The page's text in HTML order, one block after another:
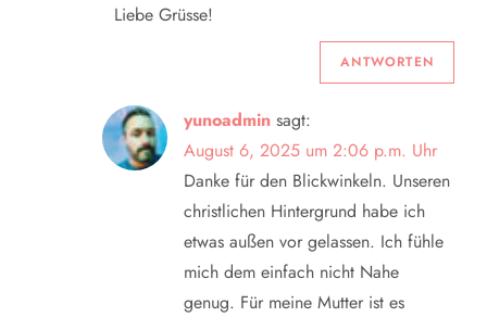
Liebe Grüsse!
ANTWORTEN
yunoadmin sagt:
August 6, 2025 um 2:06 p.m. Uhr
Danke für den Blickwinkeln. Unseren
christlichen Hintergrund habe ich
etwas außen vor gelassen. Ich fühle
mich dem einfach nicht Nahe
genug. Für meine Mutter ist es